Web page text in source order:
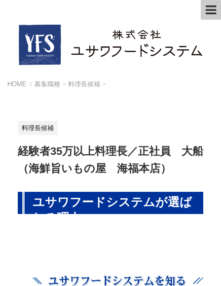
HOME > 募集職種 > 料理長候補 >
料理長候補
経験者35万以上料理長／正社員 大船
（海鮮旨いもの屋 海福本店）
ユサワフードシステムが選ば
れる理由